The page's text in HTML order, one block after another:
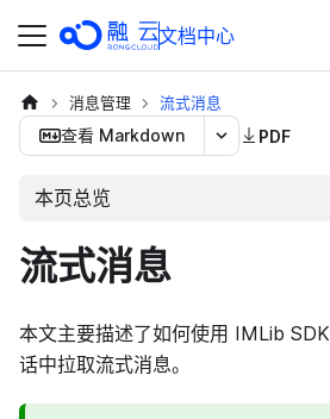
文档中心
消息管理 流式消息
查看 Markdown PDF
本页总览
流式消息
本文主要描述了如何使用 IMLib
话中拉取流式消息。